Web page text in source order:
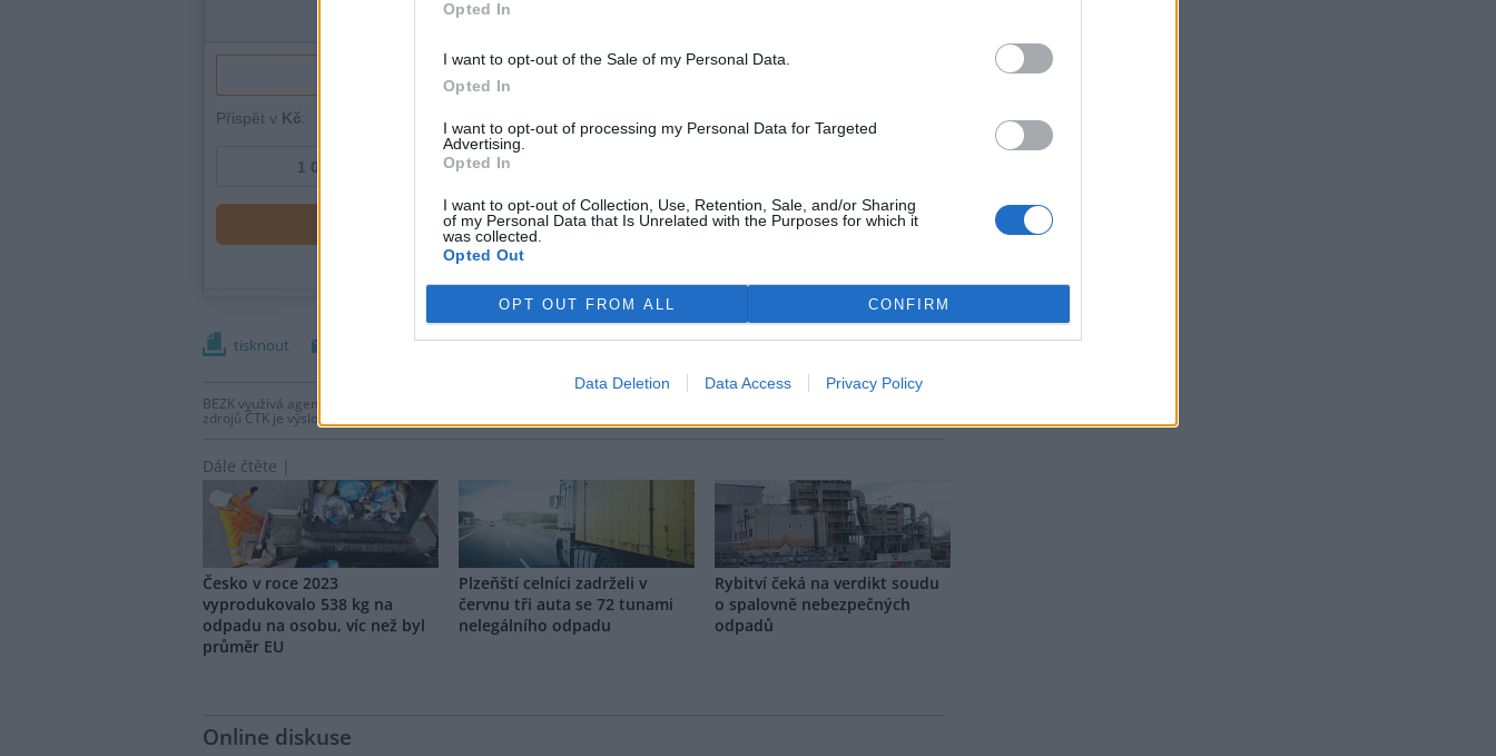
Opted In
I want to opt-out of the Sale of my Personal Data.
Opted In
I want to opt-out of processing my Personal Data for Targeted
Advertising.
Opted In
I want to opt-out of Collection, Use, Retention, Sale, and/or Sharing
of my Personal Data that Is Unrelated with the Purposes for which it
was collected.
Opted Out
OPT OUT FROM ALL CONFIRM
Data Deletion Data Access Privacy Policy
tisknout
BEZK využívá agenturní zpravodajství ČTK, která si vyhrazuje veškerá práva. Publikování nebo další šíření obsahu ze
zdrojů ČTK je výslovně zakázáno bez předchozího písemného souhlasu ze strany ČTK.
Dále čtěte |
Česko v roce 2023
vyprodukovalo 538 kg na
odpadu na osobu, víc než byl
průměr EU
Plzeňští celníci zadrželi v
červnu tři auta se 72 tunami
nelegálního odpadu
Rybitví čeká na verdikt soudu
o spalovně nebezpečných
odpadů
Online diskuse